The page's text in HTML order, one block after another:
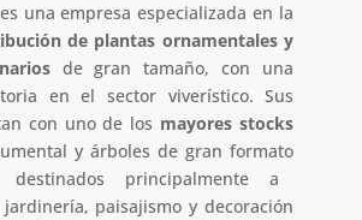
una empresa especializada en la
de plantas ornamentales y
de gran tamaño, con una
en el sector viverístico. Sus
con uno de los mayores stocks
y árboles de gran formato
destinados principalmente a
paisajismo y decoración